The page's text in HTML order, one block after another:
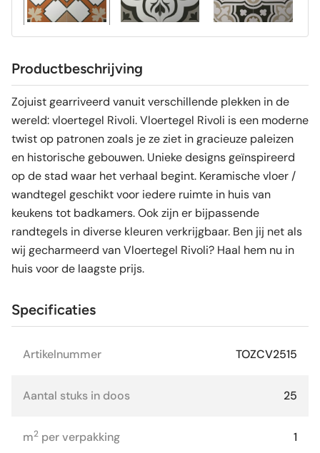
Productbeschrijving
Zojuist gearriveerd vanuit verschillende plekken in de
wereld: vloertegel Rivoli. Vloertegel Rivoli is een moderne
twist op patronen zoals je ze ziet in gracieuze paleizen
en historische gebouwen. Unieke designs geïnspireerd
op de stad waar het verhaal begint. Keramische vloer /
wandtegel geschikt voor iedere ruimte in huis van
keukens tot badkamers. Ook zijn er bijpassende
randtegels in diverse kleuren verkrijgbaar. Ben jij net als
wij gecharmeerd van Vloertegel Rivoli? Haal hem nu in
huis voor de laagste prijs.
Specificaties
Artikelnummer TOZCV2515
Aantal stuks in doos 25
m2 per verpakking 1